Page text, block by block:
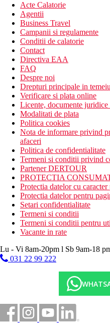
Acte Calatorie
Agentii
Business Travel
Campanii si regulamente
Conditii de calatorie
Contact
Directiva EAA
FAQ
Despre noi
Drepturi principale in
Verificare si plata online
Licente, documente
Modalitati de plata
Politica cookies
Nota de informare privind
afaceri
Politica de confidentialitate
Termeni si conditii privind
Partener DERTOUR
PROTECTIA
Protectia datelor cu caracter
Protectia datelor pentru
Setari confidentialitate
Termeni si conditii
Termeni si conditii pentru
Vacante in rate
Lu - Vi 8am-20pm l Sb 9am-18
031 22 99 222